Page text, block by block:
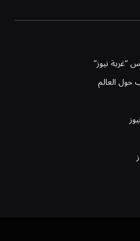
“غربة نيوز”
حول العالم